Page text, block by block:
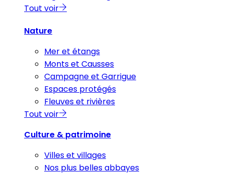
Tout voir
Nature
Mer et étangs
Monts et Causses
Campagne et Garrigue
Espaces protégés
Fleuves et rivières
Tout voir
Culture & patrimoine
Villes et villages
Nos plus belles abbayes